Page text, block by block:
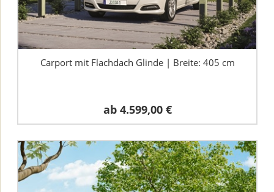
Carport mit Flachdach Glinde | Breite: 405 cm
ab 4.599,00 €